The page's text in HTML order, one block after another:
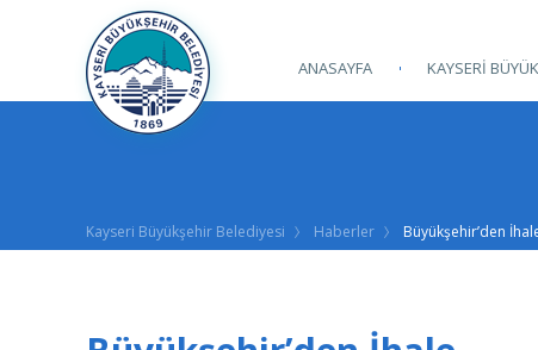
ANASAYFA KAYSERİ
Kayseri Büyükşehir Belediyesi Haberler Büyükşehir’den